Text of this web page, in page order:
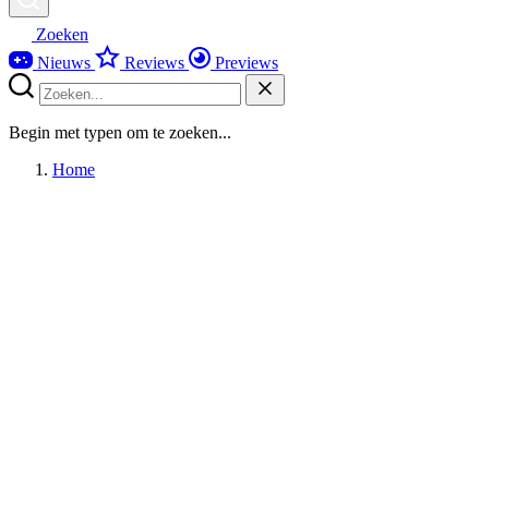
Zoeken
Nieuws
Reviews Previews
Begin met typen om te zoeken...
Home